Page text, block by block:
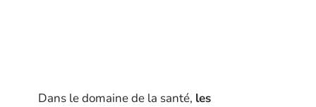
Dans le domaine de la santé, les